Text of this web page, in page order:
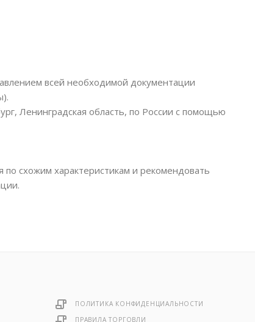
всей необходимой документации
Ленинградская область, по России с помощью
схожим характеристикам и рекомендовать
ПОЛИТИКА КОНФИДЕНЦИАЛЬНОСТИ
ПРАВИЛА ТОРГОВЛИ